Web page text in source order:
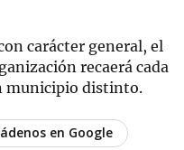
carácter general, el
recaerá cada
municipio distinto.
en Google